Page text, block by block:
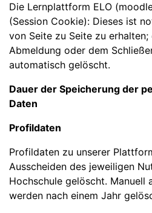
Die Lernplattform ELO
(Session Cookie): Dieses ist
von Seite zu Seite zu
Abmeldung oder dem
automatisch gelöscht.
Dauer der Speicherung der
Daten
Profildaten
Profildaten zu unserer
Ausscheiden des jeweiligen
Hochschule gelöscht. Manuell
werden nach einem Jahr